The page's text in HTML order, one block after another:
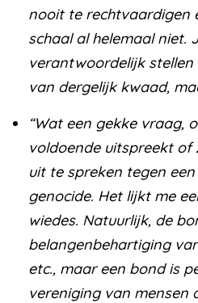
nooit te rechtvaardigen
schaal al helemaal niet.
verantwoordelijk
van dergelijk kwaad,
“Wat een gekke vraag,
voldoende uitspreekt of
uit te spreken tegen
genocide. Het lijkt me
wiedes. Natuurlijk, de
belangenbehartiging
etc., maar een bond is
vereniging van mensen